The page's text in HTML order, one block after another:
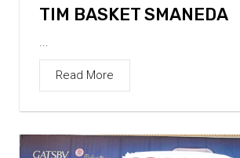
TIM BASKET SMANEDA
...
Read More